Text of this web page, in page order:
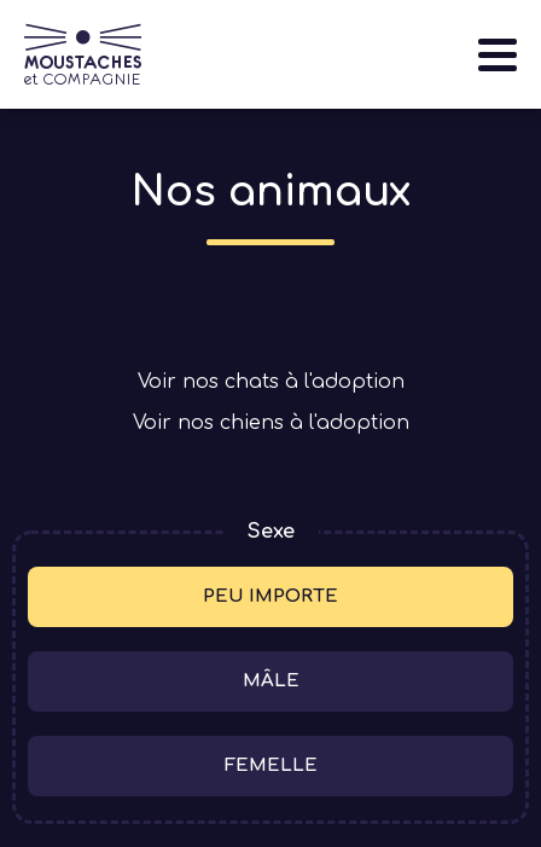
au
contenu
principal
principale
Nos animaux
Qui sommes-nous
Nos animaux
Voir nos chats à l'adoption
Voir nos chiens à l'adoption
Sexe
PEU IMPORTE
MÂLE
FEMELLE